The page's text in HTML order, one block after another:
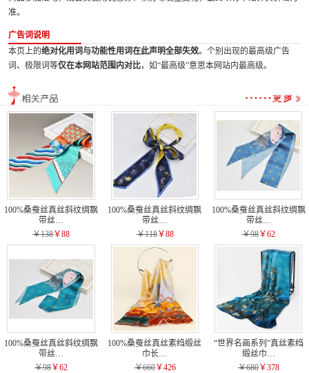
准。
广告词说明
本页上的绝对化用词与功能性用词在此声明全部失效。个别出现的最高级广告
词、极限词等仅在本网站范围内对比，如“最高级”意思本网站内最高级。
100%桑蚕丝真丝斜纹绸飘
带丝…
￥138￥88
100%桑蚕丝真丝斜纹绸飘
带丝…
￥118￥88
100%桑蚕丝真丝斜纹绸飘
带丝…
￥98￥62
100%桑蚕丝真丝斜纹绸飘
带丝…
￥98￥62
100%桑蚕丝真丝素绉缎丝
巾长…
￥660￥426
“世界名画系列”真丝素绉
缎丝巾…
￥680￥378